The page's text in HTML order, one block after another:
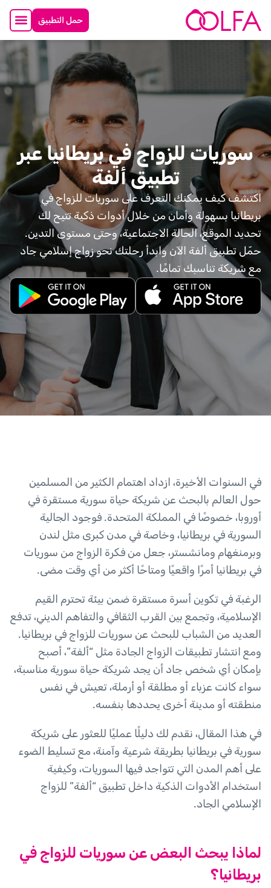
حمل التطبيق
سوريات للزواج في بريطانيا عبر
تطبيق ألفة
اكتشف كيف يمكنك التعرف على سوريات للزواج في
بريطانيا بسهولة وأمان من خلال أدوات ذكية تتيح لك
تحديد الموقع، الحالة الاجتماعية، وحتى مستوى التدين.
حمّل تطبيق ألفة الآن وابدأ رحلتك نحو زواج إسلامي جاد
مع شريكة تناسبك تمامًا.
في السنوات الأخيرة، ازداد اهتمام الكثير من المسلمين
حول العالم بالبحث عن شريكة حياة سورية مستقرة في
أوروبا، خصوصًا في المملكة المتحدة. فوجود الجالية
السورية في بريطانيا، وخاصة في مدن كبرى مثل لندن
وبرمنغهام ومانشستر، جعل من فكرة الزواج من سوريات
في بريطانيا أمرًا واقعيًا ومتاحًا أكثر من أي وقت مضى.
الرغبة في تكوين أسرة مستقرة ضمن بيئة تحترم القيم
الإسلامية، وتجمع بين القرب الثقافي والتفاهم الديني، تدفع
العديد من الشباب للبحث عن سوريات للزواج في بريطانيا.
ومع انتشار تطبيقات الزواج الجادة مثل “ألفة”، أصبح
بإمكان أي شخص جاد أن يجد شريكة حياة سورية مناسبة،
سواء كانت عزباء أو مطلقة أو أرملة، تعيش في نفس
منطقته أو مدينة أخرى يحددها بنفسه.
في هذا المقال، نقدم لك دليلًا عمليًا للعثور على شريكة
سورية في بريطانيا بطريقة شرعية وآمنة، مع تسليط الضوء
على أهم المدن التي تتواجد فيها السوريات، وكيفية
استخدام الأدوات الذكية داخل تطبيق “ألفة” للزواج
الإسلامي الجاد.
لماذا يبحث البعض عن سوريات للزواج في
بريطانيا؟